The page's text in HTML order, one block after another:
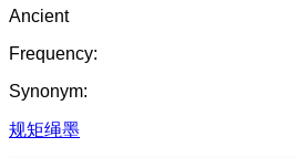
Ancient
Frequency:
Synonym:
规矩绳墨